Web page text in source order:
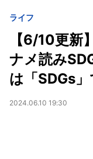
ライフ
【6/10更新
ナメ読み
は「SDGs
2024.06.10 19:30